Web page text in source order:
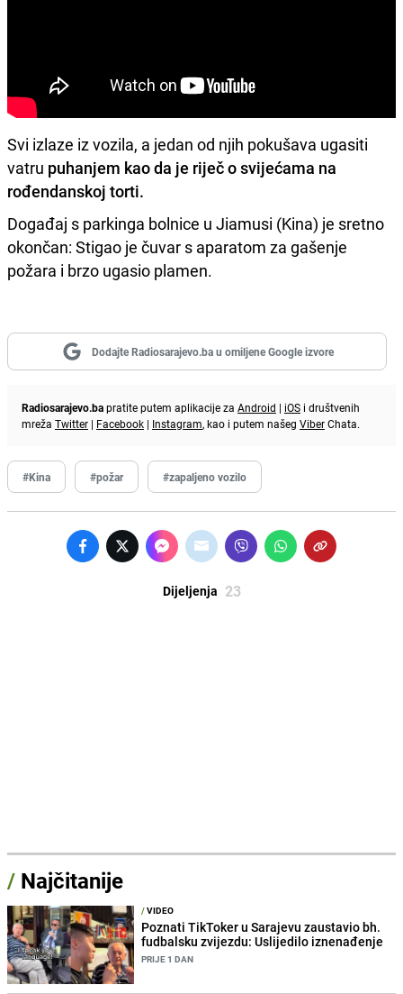
Svi izlaze iz vozila, a jedan od njih pokušava ugasiti
vatru puhanjem kao da je riječ o svijećama na
rođendanskoj torti.
Događaj s parkinga bolnice u Jiamusi (Kina) je sretno
okončan: Stigao je čuvar s aparatom za gašenje
požara i brzo ugasio plamen.
Dodajte Radiosarajevo.ba u omiljene Google izvore
Radiosarajevo.bapratite putem aplikacije za Android | iOS i društvenih
mreža Twitter | Facebook | Instagram, kao i putem našeg ViberChata.
#Kina #požar #zapaljeno vozilo
Dijeljenja 23
/ Najčitanije
/VIDEO
Poznati TikToker u Sarajevu zaustavio bh.
fudbalsku zvijezdu: Uslijedilo iznenađenje
PRIJE 1 DAN